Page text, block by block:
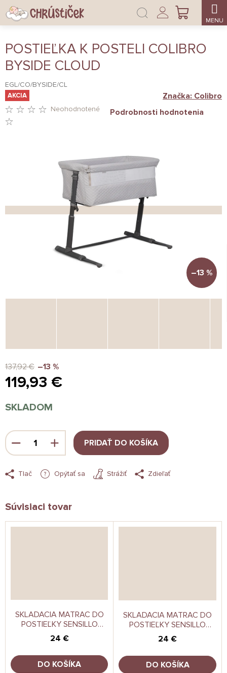
Prejsť
na
obsah
NÁKUPNÝ
Prihlásenie
POSTIEĽKA K POSTELI COLIBRO
BYSIDE CLOUD
EGL/CO/BYSIDE/CL
AKCIA
HVIEZDIČIEK.
Neohodnotené Podrobnosti hodnotenia
Značka: Colibro
–13 %
137,92 € –13 %
119,93 €
cena:
SKLADOM
PRIDAŤ DO KOŠÍKA
Tlač Opýtať sa Strážiť Zdieľať
Súvisiaci tovar
SKLADACIA MATRAC DO
POSTIEĽKY SENSILLO
JELÍNCI 120X60 CM
24 €
DO KOŠÍKA
SKLADACIA MATRAC DO
POSTIEĽKY SENSILLO
PIERKA 120X60 CM
24 €
DO KOŠÍKA